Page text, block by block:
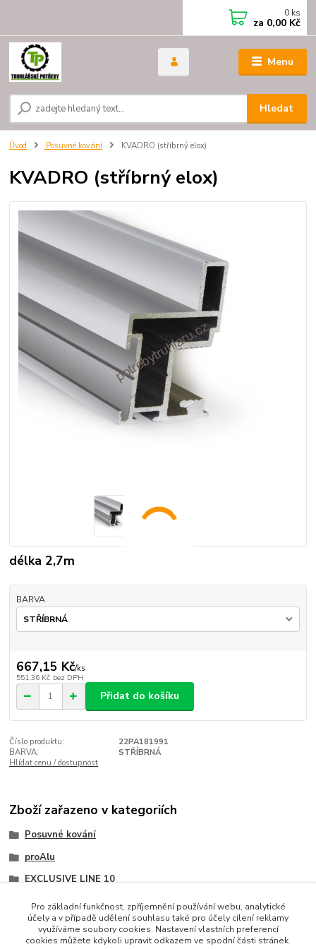
Menu
Hledat
0 ks
za 0,00 Kč
Úvod Posuvné kování KVADRO (stříbrný elox)
KVADRO (stříbrný elox)
délka 2,7m
BARVA
667,15 Kč/ks
551,36 Kč bez DPH
Přidat do košíku
Číslo produktu:
22PA181991
BARVA:
STŘÍBRNÁ
Hlídat cenu / dostupnost
Zboží zařazeno v kategoriích
Posuvné kování
proAlu
EXCLUSIVE LINE 10
Madla pro výplň tl.4,8,10mm
Pro základní funkčnost, zpříjemnění používání webu, analytické
účely a v případě udělení souhlasu také pro účely cílení reklamy
využíváme soubory cookies. Nastavení vlastních preferencí
cookies můžete kdykoli upravit odkazem ve spodní části stránek.